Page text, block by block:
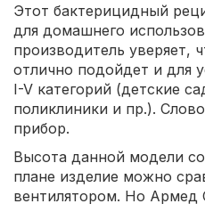
Этот бактерицидный
для домашнего
производитель уверяет,
отлично подойдет и для
I-V категорий (детские
поликлиники и пр.).
прибор.
Высота данной модели
плане изделие можно
вентилятором. Но Армед